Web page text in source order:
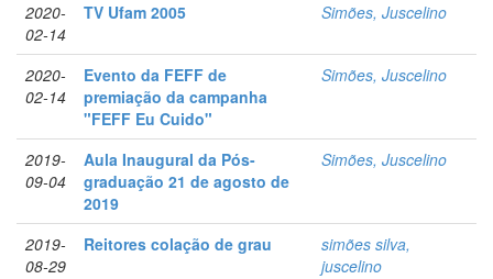
2020-
02-14
TV Ufam 2005 Simões, Juscelino
2020-
02-14
Evento da FEFF de
premiação da campanha
"FEFF Eu Cuido"
Simões, Juscelino
2019-
09-04
Aula Inaugural da Pós-
graduação 21 de agosto de
2019
Simões, Juscelino
2019-
08-29
Reitores colação de grau
simões silva,
juscelino